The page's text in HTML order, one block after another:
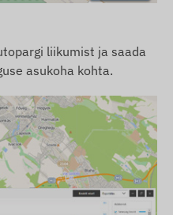
või
korral keskse
Seade
kasutades
piirkondades
liikumist ja saada
asukoha kohta.